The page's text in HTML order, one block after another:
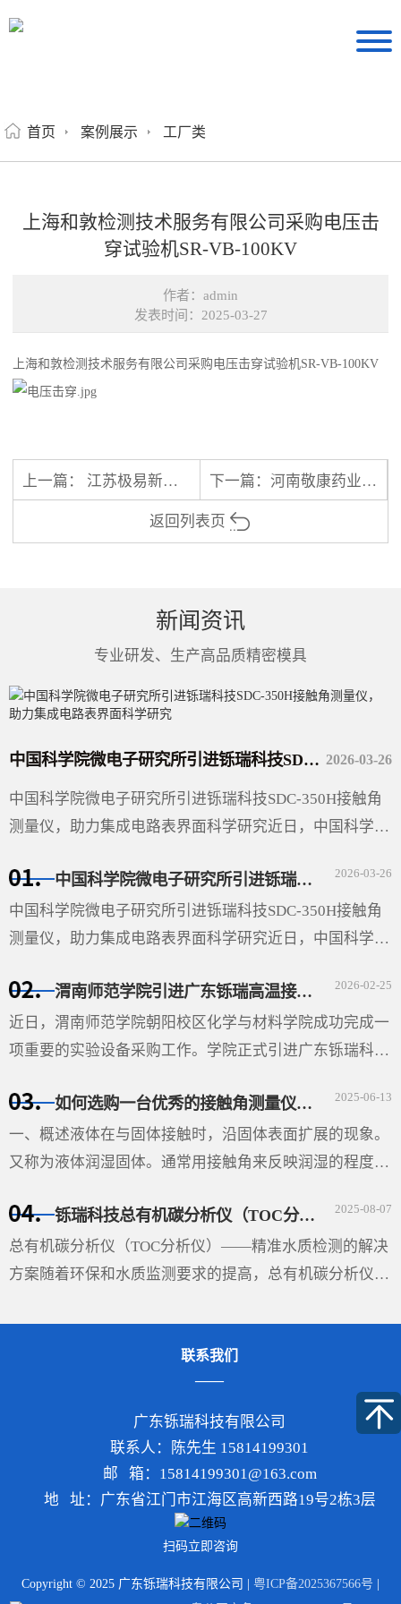
首页 案例展示 工厂类
上海和敦检测技术服务有限公司采购电压击
穿试验机SR-VB-100KV
作者：admin
发表时间：2025-03-27
上海和敦检测技术服务有限公司采购电压击穿试验机SR-VB-100KV
上一篇： 江苏极易新材料有限公司采购电压击穿试验机SR-VB-100KV 下一篇： 河南敬康药业有限公司采购总有积碳分析仪SR-TOC-01A
返回列表页
新闻资讯
专业研发、生产高品质精密模具
2026-03-26
中国科学院微电子研究所引进铄瑞科技SDC-350H接触角测量仪，助力集成电路表界面科学研究
中国科学院微电子研究所引进铄瑞科技SDC-350H接触角
测量仪，助力集成电路表界面科学研究近日，中国科学院
技有限公司···
2026-03-26
中国科学院微电子研究所引进铄瑞科技SDC-350H接触角测量仪，助力集成电路表界面科学研究
中国科学院微电子研究所引进铄瑞科技SDC-350H接触角
测量仪，助力集成电路表界面科学研究近日，中国科学院
技有限公司（以下简称“铄瑞科技”）自动倾斜接触角测···
2026-02-25
渭南师范学院引进广东铄瑞高温接触角测量仪，助力材料表面科学研究
近日，渭南师范学院朝阳校区化学与材料学院成功完成一
项重要的实验设备采购工作。学院正式引进广东铄瑞科技
350SE），并根据高温科研需求特别定制了高温平台。该
设备的···
2025-06-13
如何选购一台优秀的接触角测量仪-铄瑞科技教您选型
一、概述液体在与固体接触时，沿固体表面扩展的现象。
又称为液体润湿固体。通常用接触角来反映润湿的程度。
的切线（如图），两切线通过液体内部所成的夹角θ即称
···
2025-08-07
铄瑞科技总有机碳分析仪（TOC分析仪）——精准水质检测的解决方案
总有机碳分析仪（TOC分析仪）——精准水质检测的解决
方案随着环保和水质监测要求的提高，总有机碳分析仪
联系我们
广东铄瑞科技有限公司
联系人：陈先生 15814199301
邮 箱：15814199301@163.com
地 址：广东省江门市江海区高新西路19号2栋3层
扫码立即咨询
Copyright © 2025 广东铄瑞科技有限公司 | 粤ICP备2025367566号